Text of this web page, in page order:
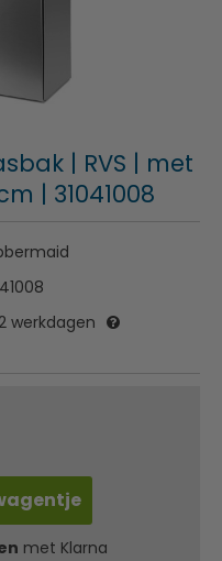
| RVS | met
| 31041008
werkdagen
met Klarna